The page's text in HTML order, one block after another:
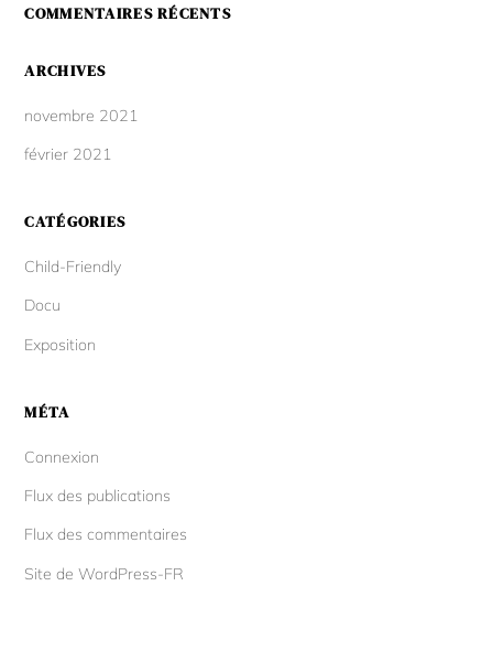
COMMENTAIRES RÉCENTS
ARCHIVES
novembre 2021
février 2021
CATÉGORIES
Child-Friendly
Docu
Exposition
MÉTA
Connexion
Flux des publications
Flux des commentaires
Site de WordPress-FR